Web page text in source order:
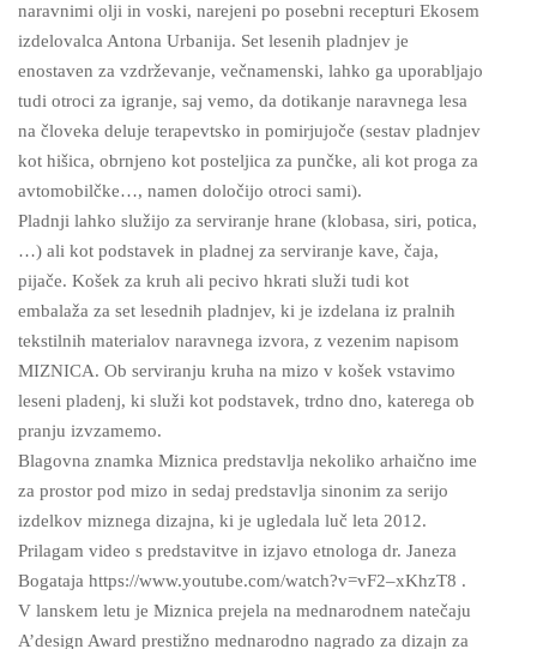
naravnimi olji in voski, narejeni po posebni recepturi Ekosem
izdelovalca Antona Urbanija. Set lesenih pladnjev je
enostaven za vzdrževanje, večnamenski, lahko ga uporabljajo
tudi otroci za igranje, saj vemo, da dotikanje naravnega lesa
na človeka deluje terapevtsko in pomirjujoče (sestav pladnjev
kot hišica, obrnjeno kot posteljica za punčke, ali kot proga za
avtomobilčke…, namen določijo otroci sami).
Pladnji lahko služijo za serviranje hrane (klobasa, siri, potica,
…) ali kot podstavek in pladnej za serviranje kave, čaja,
pijače. Košek za kruh ali pecivo hkrati služi tudi kot
embalaža za set lesednih pladnjev, ki je izdelana iz pralnih
tekstilnih materialov naravnega izvora, z vezenim napisom
MIZNICA. Ob serviranju kruha na mizo v košek vstavimo
leseni pladenj, ki služi kot podstavek, trdno dno, katerega ob
pranju izvzamemo.
Blagovna znamka Miznica predstavlja nekoliko arhaično ime
za prostor pod mizo in sedaj predstavlja sinonim za serijo
izdelkov miznega dizajna, ki je ugledala luč leta 2012.
Prilagam video s predstavitve in izjavo etnologa dr. Janeza
Bogataja https://www.youtube.com/watch?v=vF2–xKhzT8 .
V lanskem letu je Miznica prejela na mednarodnem natečaju
A’design Award prestižno mednarodno nagrado za dizajn za